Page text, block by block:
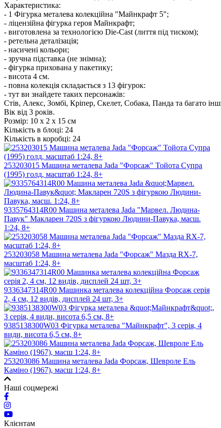
Характеристика:
- 1 Фігурка металева колекційна "Майнкрафт 5";
- ліцензійна фігурка героя Майнкрафт;
- виготовлена за технологією Die-Cast (лиття під тиском);
- ретельна деталізація;
- насичені кольори;
- зручна підставка (не знімна);
- фігурка прихована у пакетику;
- висота 4 см.
- повна колекція складається з 13 фігурок:
- тут ви знайдете таких персонажів:
Стів, Алекс, Зомбі, Кріпер, Скелет, Собака, Панда та багато
Вік від 3 років.
Розмір: 10 х 2 х 15 см
Кількість в блоці: 24
Кількість в коробці: 24
253203015 Машина металева Jada "Форсаж" Тойота Супра
(1995) голд, масштаб 1:24, 8+
9335764314R00 Машина металева Jada "Марвел. Людина-
Павук" Макларен 720S з фігуркою Людини-Павука, масш.
1:24, 8+
253203058 Машина металева Jada "Форсаж" Мазда RX-7,
масштаб 1:24, 8+
9336347314R00 Машинка металева колекційна Форсаж серія
2, 4 см, 12 видів, дисплей 24 шт, 3+
9385138300W03 Фiгyрка металева "Майнкрафт", 3 серія, 4
види, висота 6,5 см, 8+
253203086 Машина металева Jada Форсаж, Шевроле Ель
Каміно (1967), масш 1:24, 8+
Наші соцмережі
Клієнтам